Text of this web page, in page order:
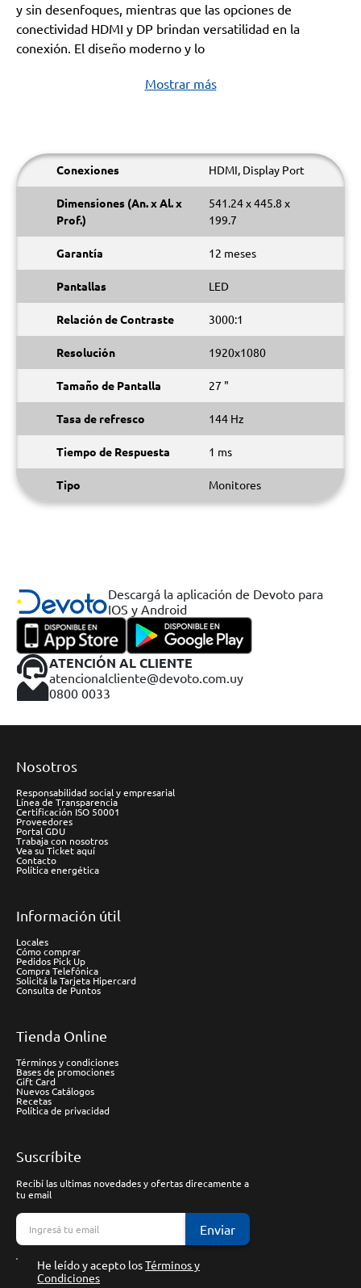
y sin desenfoques, mientras que las opciones de
conectividad HDMI y DP brindan versatilidad en la
conexión. El diseño moderno y lo
Mostrar más
Conexiones HDMI, Display Port
Dimensiones (An. x Al. x
Prof.)
541.24 x 445.8 x
199.7
Garantía 12 meses
Pantallas LED
Relación de Contraste 3000:1
Resolución 1920x1080
Tamaño de Pantalla 27 "
Tasa de refresco 144 Hz
Tiempo de Respuesta 1 ms
Tipo Monitores
Descargá la aplicación de Devoto para
IOS y Android
ATENCIÓN AL CLIENTE
atencionalcliente@devoto.com.uy
0800 0033
Nosotros
Responsabilidad social y empresarial
Línea de Transparencia
Certificación ISO 50001
Proveedores
Portal GDU
Trabaja con nosotros
Vea su Ticket aquí
Contacto
Política energética
Información útil
Locales
Cómo comprar
Pedidos Pick Up
Compra Telefónica
Solicitá la Tarjeta Hipercard
Consulta de Puntos
Tienda Online
Términos y condiciones
Bases de promociones
Gift Card
Nuevos Catálogos
Recetas
Política de privacidad
Suscríbite
Recibí las ultimas novedades y ofertas direcamente a
tu email
Enviar
He leído y acepto losTérminos y
Condiciones